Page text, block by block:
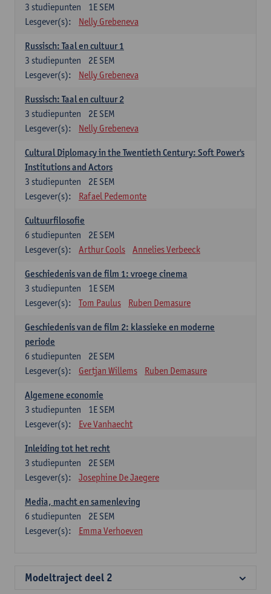
1E SEM
3 studiepunten
Lesgever(s):
Nelly Grebeneva
Russisch: Taal en cultuur 1
2E SEM
3 studiepunten
Lesgever(s):
Nelly Grebeneva
Russisch: Taal en cultuur 2
2E SEM
3 studiepunten
Lesgever(s):
Nelly Grebeneva
Cultural Diplomacy in the Twentieth Century: Soft Power's
Institutions and Actors
2E SEM
3 studiepunten
Lesgever(s):
Rafael Pedemonte
Cultuurfilosofie
2E SEM
6 studiepunten
Lesgever(s):
Arthur Cools Annelies Verbeeck
Geschiedenis van de film 1: vroege cinema
1E SEM
3 studiepunten
Lesgever(s):
Tom Paulus Ruben Demasure
Geschiedenis van de film 2: klassieke en moderne
periode
2E SEM
6 studiepunten
Lesgever(s):
Gertjan Willems Ruben Demasure
Algemene economie
1E SEM
3 studiepunten
Lesgever(s):
Eve Vanhaecht
Inleiding tot het recht
2E SEM
3 studiepunten
Lesgever(s):
Josephine De Jaegere
Media, macht en samenleving
2E SEM
6 studiepunten
Lesgever(s):
Emma Verhoeven
Modeltraject deel 2